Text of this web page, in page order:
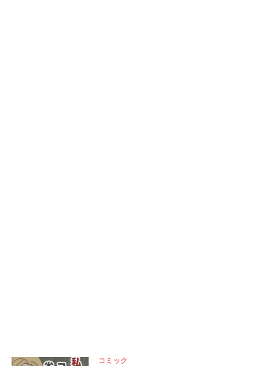
コミック